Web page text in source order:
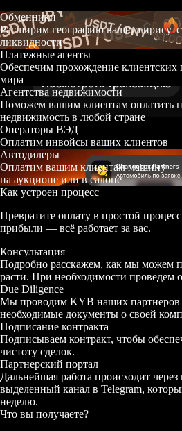
Обменники
Расширим географию вашего
ликвидности
Платежные агенты
Обеспечим прохождение клиентских
мира
Агентства недвижимости
Поможем вашим клиентам оплатить
недвижимость в любой стране
Операторы ВЭД
Оплатим инвойсы ваших клиентов
Автодилеры
Оплатим вашим клиентам машину
на аукционе или в салоне
Как устроен процесс
Превратите оплату в простой
прибыли — всё работает за вас.
Консультация
Подробно расскажем, как мы можем
расти. При необходимости проведем
Due Diligence
Мы проводим KYB наших партнеров
необходимые документы о своей
Подписание контракта
Подписываем контракт, чтобы
чистоту сделок.
Партнерский портал
Дальнейшая работа происходит
выделенный канал в Telegram,
неделю.
Что вы получаете?